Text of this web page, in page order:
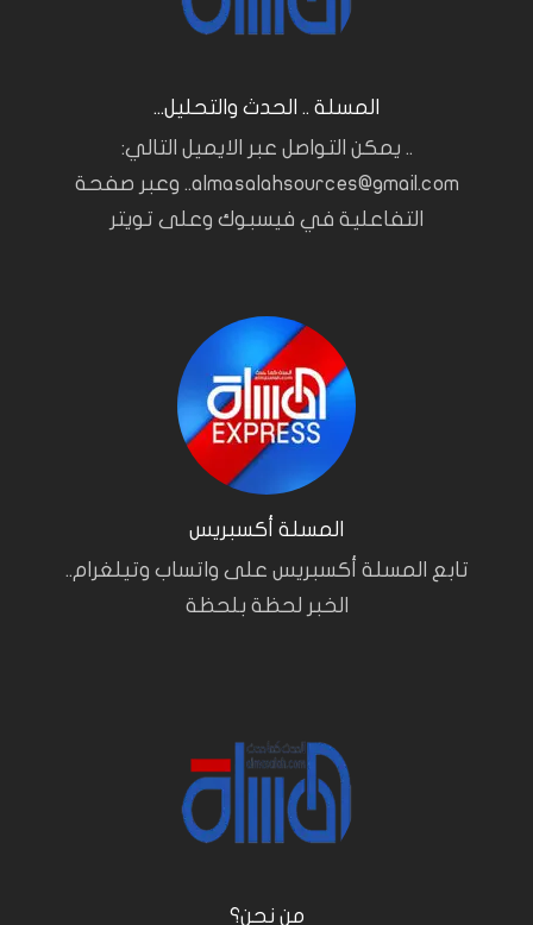
المسلة .. الحدث والتحليل...
.. يمكن التواصل عبر الايميل التالي:
almasalahsources@gmail.com.. وعبر صفحة
التفاعلية في فيسبوك وعلى تويتر
المسلة أكسبريس
تابع المسلة أكسبريس على واتساب وتيلغرام..
الخبر لحظة بلحظة
من نحن؟